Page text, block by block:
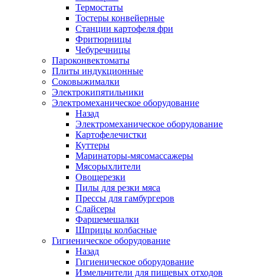
Термостаты
Тостеры конвейерные
Станции картофеля фри
Фритюрницы
Чебуречницы
Пароконвектоматы
Плиты индукционные
Соковыжималки
Электрокипятильники
Электромеханическое оборудование
Назад
Электромеханическое оборудование
Картофелечистки
Куттеры
Маринаторы-мясомассажеры
Мясорыхлители
Овощерезки
Пилы для резки мяса
Прессы для гамбургеров
Слайсеры
Фаршемешалки
Шприцы колбасные
Гигиеническое оборудование
Назад
Гигиеническое оборудование
Измельчители для пищевых отходов